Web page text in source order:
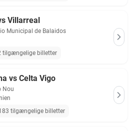
Villarreal
Municipal de Balaidos
tilgængelige billetter
vs Celta Vigo
Nou
tilgængelige billetter